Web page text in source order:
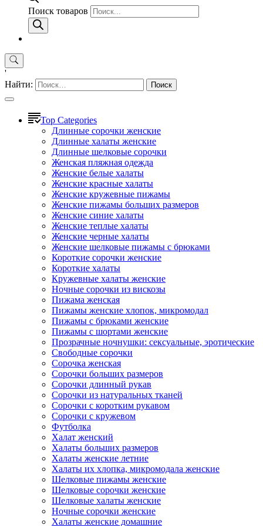
Поиск товаров
'
Найти:
Top Categories
Длинные сорочки женские
Длинные халаты женские
Длинные шелковые сорочки
Женская пляжная одежда
Женские белые халаты
Женские красные халаты
Женские кружевные пижамы
Женские пижамы больших размеров
Женские синие халаты
Женские теплые халаты
Женские черные халаты
Женские шелковые пижамы с брюками
Короткие сорочки женские
Короткие халаты
Кружевные халаты женские
Ночные сорочки из вискозы
Пижама женская
Пижамы женские хлопок, микромодал
Пижамы с брюками женские
Пижамы с шортами женские
Прозрачные ночнушки: сексуальные, эротические
Свободные сорочки
Сорочка женская
Сорочки больших размеров
Сорочки длинный рукав
Сорочки из натуральных тканей
Сорочки с коротким рукавом
Сорочки с кружевом
Футболка
Халат женский
Халаты больших размеров
Халаты женские летние
Халаты их хлопка, микромодала женские
Шелковые пижамы женские
Шелковые сорочки женские
Шелковые халаты женские
Ночные сорочки женские
Халаты женские домашние